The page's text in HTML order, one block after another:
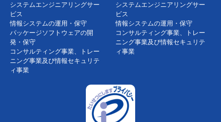
システムエンジニアリングサー
ビス
情報システムの運用・保守
パッケージソフトウェアの開
発・保守
コンサルティング事業、トレー
ニング事業及び情報セキュリテ
ィ事業
システムエンジニアリングサー
ビス
情報システムの運用・保守
コンサルティング事業、トレー
ニング事業及び情報セキュリテ
ィ事業